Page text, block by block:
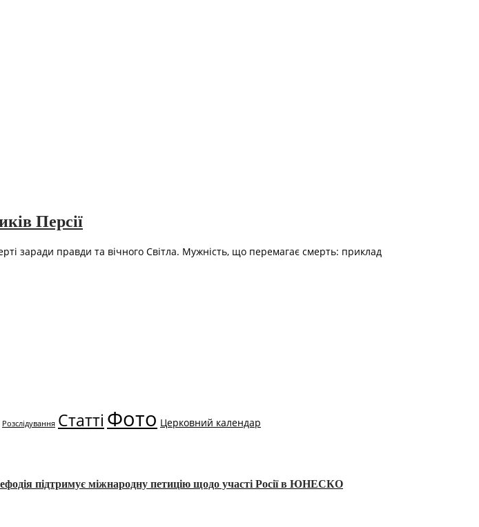
Персії
заради правди та вічного Світла. Мужність, що перемагає смерть: приклад
Розслідування Статті Фото Церковний календар
підтримує міжнародну петицію щодо участі Росії в ЮНЕСКО